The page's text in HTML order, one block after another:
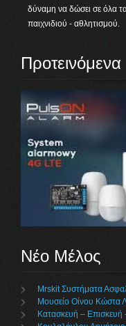
δύναμη να δώσει σε όλα
παιχνιδιού - αθλητισμού.
Προτεινόμενα
Νέο Μέλος
Mrskit Συστήματα
Μουσείο Οίνου Κώστα
Κατασκευή – Επισκευή